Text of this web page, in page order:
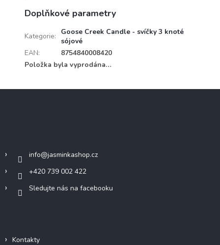
Doplňkové parametry
Kategorie:
Goose Creek Candle - svíčky 3 knoté
sójové
EAN:
8754840008420
Položka byla vyprodána…
info@jasminkashop.cz
+420 739 002 422
Sledujte nás na facebooku
Kontakty